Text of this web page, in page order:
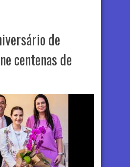
de
centenas de